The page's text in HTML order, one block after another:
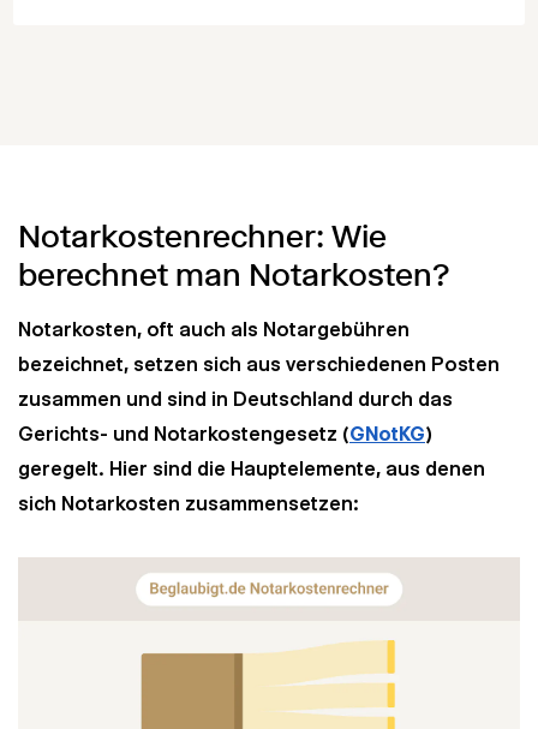
Notarkostenrechner: Wie
berechnet man Notarkosten?
Notarkosten, oft auch als Notargebühren
bezeichnet, setzen sich aus verschiedenen Posten
zusammen und sind in Deutschland durch das
Gerichts- und Notarkostengesetz (GNotKG)
geregelt. Hier sind die Hauptelemente, aus denen
sich Notarkosten zusammensetzen: